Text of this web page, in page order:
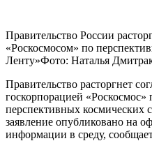
Правительство России
«Роскосмосом» по
Ленту»Фото: Наталья
Правительство расторгнет
госкорпорацией «Роскосмос»
перспективных космических
заявление опубликовано на
информации в среду,